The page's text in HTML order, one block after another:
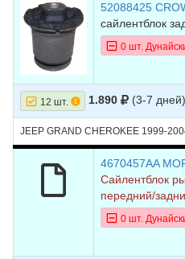
52088425
сайлентблок
0 шт.
12 шт. 1.890 (3-7 дней)
JEEP GRAND CHEROKEE 1999-
4670457AA
Сайлентблок
передний/
0 шт.